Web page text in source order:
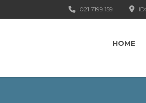
021 7199 159
HOME